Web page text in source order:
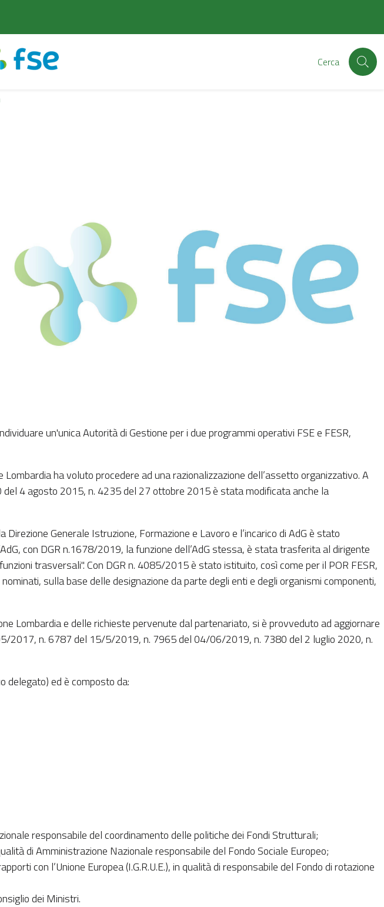
Cerca
un'unica Autorità di Gestione per i due programmi operativi FSE e FESR,
ha voluto procedere ad una razionalizzazione dell’assetto organizzativo. A
4 agosto 2015, n. 4235 del 27 ottobre 2015 è stata modificata anche la
Generale Istruzione, Formazione e Lavoro e l’incarico di AdG è stato
con DGR n.1678/2019, la funzione dell’AdG stessa, è stata trasferita al dirigente
trasversali". Con DGR n. 4085/2015 è stato istituito, così come per il POR FESR,
sulla base delle designazione da parte degli enti e degli organismi componenti,
Lombardia e delle richieste pervenute dal partenariato, si è provveduto ad aggiornare
2017, n. 6787 del 15/5/2019, n. 7965 del 04/06/2019, n. 7380 del 2 luglio 2020, n.
delegato) ed è composto da:
responsabile del coordinamento delle politiche dei Fondi Strutturali;
di Amministrazione Nazionale responsabile del Fondo Sociale Europeo;
con l’Unione Europea (I.G.R.U.E.), in qualità di responsabile del Fondo di rotazione
dei Ministri.